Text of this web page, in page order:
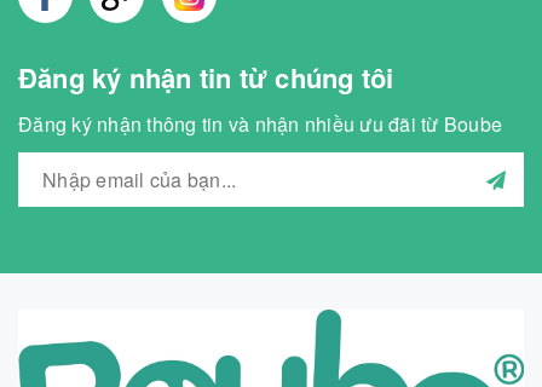
Đăng ký nhận tin từ chúng tôi
Đăng ký nhận thông tin và nhận nhiều ưu đãi từ Boube